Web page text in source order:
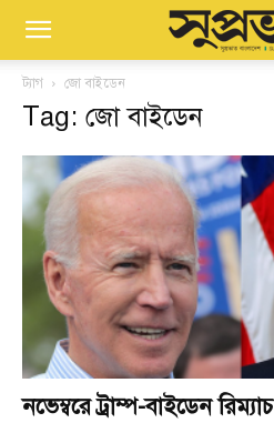
ট্যাগ জো বাইডেন
Tag: জো বাইডেন
নভেম্বরে ট্রাম্প-বাইডেন রিম্যাচ